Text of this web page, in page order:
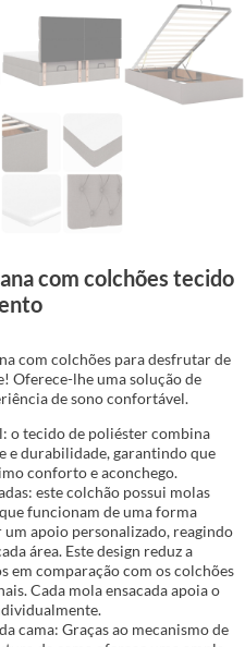
com colchões tecido
com colchões para desfrutar de
Oferece-lhe uma solução de
de sono confortável.
o tecido de poliéster combina
e durabilidade, garantindo que
conforto e aconchego.
este colchão possui molas
funcionam de uma forma
apoio personalizado, reagindo
área. Este design reduz a
em comparação com os colchões
Cada mola ensacada apoia o
cama: Graças ao mecanismo de